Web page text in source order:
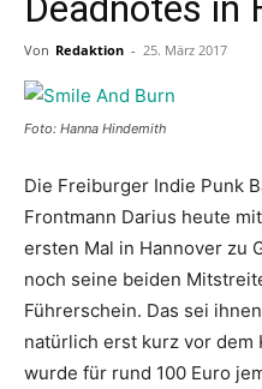
Von Redaktion - 25. März 2017
Foto: Hanna Hindemith
Die Freiburger Indie Punk
Frontmann Darius heute
ersten Mal in Hannover zu
noch seine beiden
Führerschein. Das sei
natürlich erst kurz vor dem
wurde für rund 100 Euro